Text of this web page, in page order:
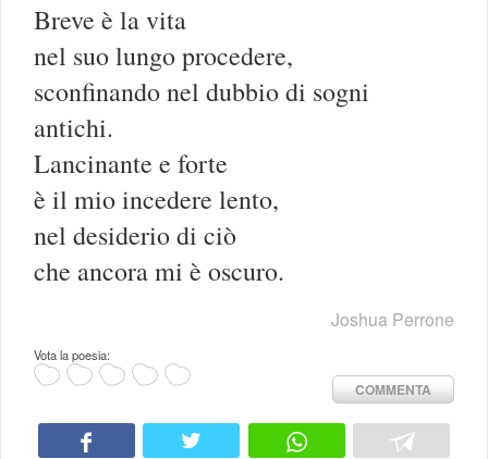
Breve è la vita
nel suo lungo procedere,
sconfinando nel dubbio di sogni
antichi.
Lancinante e forte
è il mio incedere lento,
nel desiderio di ciò
che ancora mi è oscuro.
Joshua Perrone
Vota la poesia:
COMMENTA